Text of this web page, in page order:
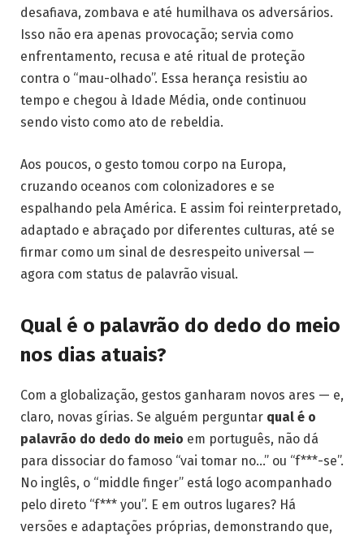
desafiava, zombava e até humilhava os adversários.
Isso não era apenas provocação; servia como
enfrentamento, recusa e até ritual de proteção
contra o “mau-olhado”. Essa herança resistiu ao
tempo e chegou à Idade Média, onde continuou
sendo visto como ato de rebeldia.
Aos poucos, o gesto tomou corpo na Europa,
cruzando oceanos com colonizadores e se
espalhando pela América. E assim foi reinterpretado,
adaptado e abraçado por diferentes culturas, até se
firmar como um sinal de desrespeito universal —
agora com status de palavrão visual.
Qual é o palavrão do dedo do meio
nos dias atuais?
Com a globalização, gestos ganharam novos ares — e,
claro, novas gírias. Se alguém perguntar qual é o
palavrão do dedo do meio em português, não dá
para dissociar do famoso “vai tomar no…” ou “f***-se”.
No inglês, o “middle finger” está logo acompanhado
pelo direto “f*** you”. E em outros lugares? Há
versões e adaptações próprias, demonstrando que,